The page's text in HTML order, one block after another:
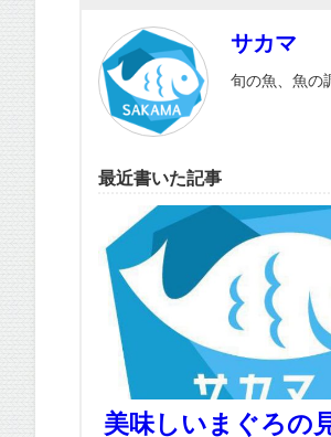
サカマ
旬の魚、魚の
最近書いた記事
美味しいまぐろの